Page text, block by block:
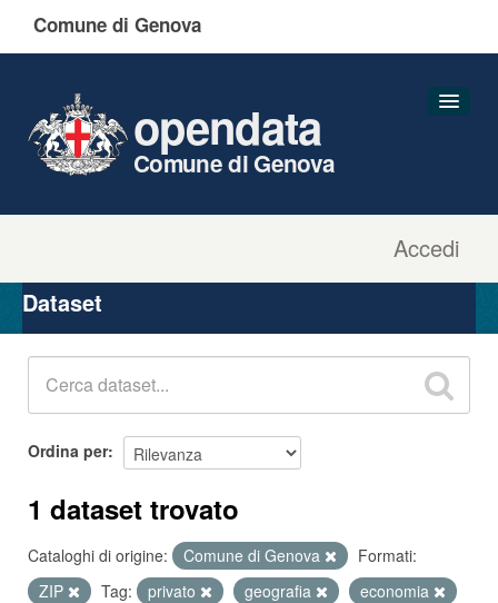
Comune di Genova
Accedi
opendata
Comune di Genova
Organizzazioni
Gruppi
Dataset
Ordina per
1 dataset trovato
Cataloghi di origine: Comune di Genova
Formati:
ZIP
Tag: privato geografia
economia